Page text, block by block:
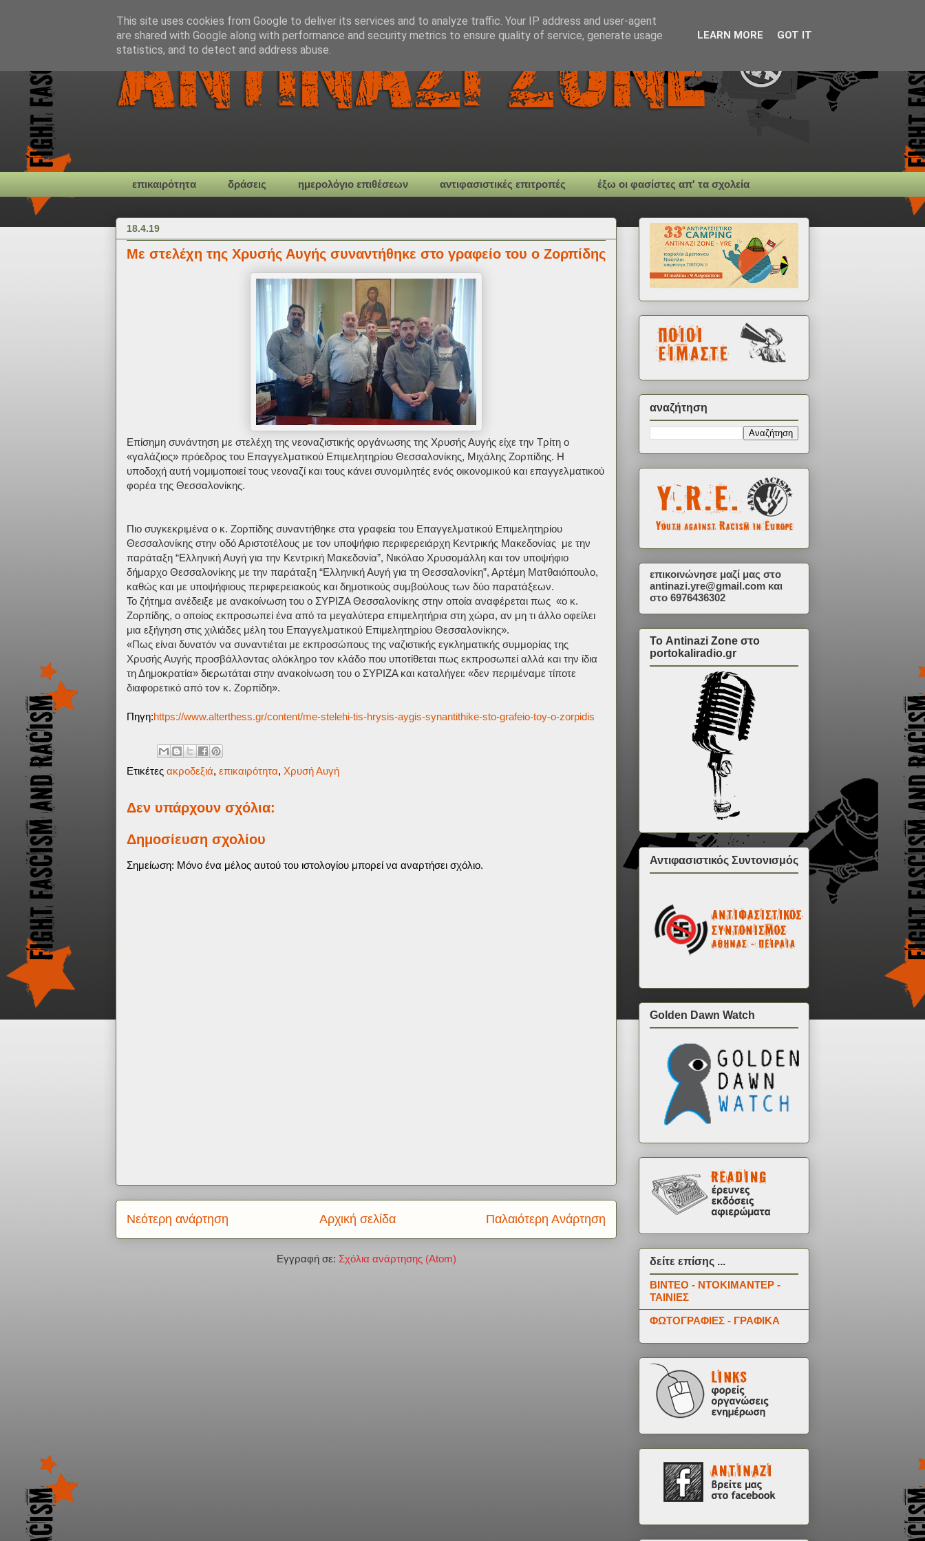
επικαιρότητα δράσεις ημερολόγιο επιθέσεων αντιφασιστικές επιτροπές έξω οι φασίστες απ' τα σχολεία
18.4.19
Με στελέχη της Χρυσής Αυγής συναντήθηκε στο γραφείο του ο Ζορπίδης
Επίσημη συνάντηση με στελέχη της νεοναζιστικής οργάνωσης της Χρυσής Αυγής είχε την Τρίτη ο
«γαλάζιος» πρόεδρος του Επαγγελματικού Επιμελητηρίου Θεσσαλονίκης, Μιχάλης Ζορπίδης. Η
υποδοχή αυτή νομιμοποιεί τους νεοναζί και τους κάνει συνομιλητές ενός οικονομικού και επαγγελματικού
φορέα της Θεσσαλονίκης.
Πιο συγκεκριμένα ο κ. Ζορπίδης συναντήθηκε στα γραφεία του Επαγγελματικού Επιμελητηρίου
Θεσσαλονίκης στην οδό Αριστοτέλους με τον υποψήφιο περιφερειάρχη Κεντρικής Μακεδονίας με την
παράταξη “Ελληνική Αυγή για την Κεντρική Μακεδονία”, Νικόλαο Χρυσομάλλη και τον υποψήφιο
δήμαρχο Θεσσαλονίκης με την παράταξη “Ελληνική Αυγή για τη Θεσσαλονίκη”, Αρτέμη Ματθαιόπουλο,
καθώς και με υποψήφιους περιφερειακούς και δημοτικούς συμβούλους των δύο παρατάξεων.
Το ζήτημα ανέδειξε με ανακοίνωση του ο ΣΥΡΙΖΑ Θεσσαλονίκης στην οποία αναφέρεται πως «ο κ.
Ζορπίδης, ο οποίος εκπροσωπεί ένα από τα μεγαλύτερα επιμελητήρια στη χώρα, αν μη τι άλλο οφείλει
μια εξήγηση στις χιλιάδες μέλη του Επαγγελματικού Επιμελητηρίου Θεσσαλονίκης».
«Πως είναι δυνατόν να συναντιέται με εκπροσώπους της ναζιστικής εγκληματικής συμμορίας της
Χρυσής Αυγής προσβάλλοντας ολόκληρο τον κλάδο που υποτίθεται πως εκπροσωπεί αλλά και την ίδια
τη Δημοκρατία» διερωτάται στην ανακοίνωση του ο ΣΥΡΙΖΑ και καταλήγει: «δεν περιμέναμε τίποτε
διαφορετικό από τον κ. Ζορπίδη».
Πηγη:https://www.alterthess.gr/content/me-stelehi-tis-hrysis-aygis-synantithike-sto-grafeio-toy-o-zorpidis
Ετικέτες ακροδεξιά, επικαιρότητα, Χρυσή Αυγή
Δεν υπάρχουν σχόλια:
Δημοσίευση σχολίου
Σημείωση: Μόνο ένα μέλος αυτού του ιστολογίου μπορεί να αναρτήσει σχόλιο.
Νεότερη ανάρτηση Παλαιότερη Ανάρτηση
Αρχική σελίδα
Εγγραφή σε: Σχόλια ανάρτησης (Atom)
αναζήτηση
επικοινώνησε μαζί μας στο
antinazi.yre@gmail.com και
στο 6976436302
Το Antinazi Zone στο
portokaliradio.gr
Αντιφασιστικός Συντονισμός
Golden Dawn Watch
δείτε επίσης ...
ΒΙΝΤΕΟ - ΝΤΟΚΙΜΑΝΤΕΡ -
ΤΑΙΝΙΕΣ
ΦΩΤΟΓΡΑΦΙΕΣ - ΓΡΑΦΙΚΑ
This site uses cookies from Google to deliver its services and to analyze traffic. Your IP address and user-agent
are shared with Google along with performance and security metrics to ensure quality of service, generate usage
statistics, and to detect and address abuse.
LEARN MORE GOT IT